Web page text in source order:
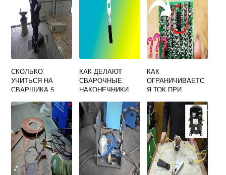
СКОЛЬКО
УЧИТЬСЯ НА
СВАРЩИКА 5
КАК ДЕЛАЮТ
СВАРОЧНЫЕ
НАКОНЕЧНИКИ
КАК
ОГРАНИЧИВАЕТС
Я ТОК ПРИ
ЗАМЫКАНИИ В
СВАРОЧНОЙ
ЦЕПИ